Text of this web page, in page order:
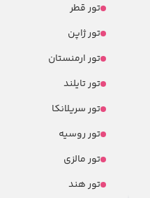
تور قطر
تور ژاپن
تور ارمنستان
تور تایلند
تور سریلانکا
تور روسیه
تور مالزی
تور هند